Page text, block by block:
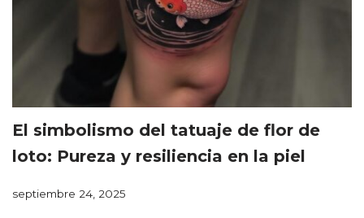
El simbolismo del tatuaje de flor de
loto: Pureza y resiliencia en la piel
septiembre 24, 2025